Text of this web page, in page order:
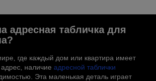
адресная табличка для
где каждый дом или квартира имеет
наличие адресной таблички
Эта маленькая деталь играет